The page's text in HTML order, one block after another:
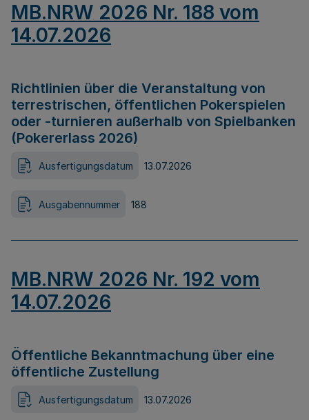
MB.NRW 2026 Nr. 188 vom
14.07.2026
Richtlinien über die Veranstaltung von
terrestrischen, öffentlichen Pokerspielen
oder -turnieren außerhalb von Spielbanken
(Pokererlass 2026)
Ausfertigungsdatum 13.07.2026
Ausgabennummer 188
MB.NRW 2026 Nr. 192 vom
14.07.2026
Öffentliche Bekanntmachung über eine
öffentliche Zustellung
Ausfertigungsdatum 13.07.2026